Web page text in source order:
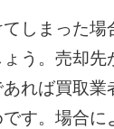
しまった場
う。売却先
れば買取業
す。場合に